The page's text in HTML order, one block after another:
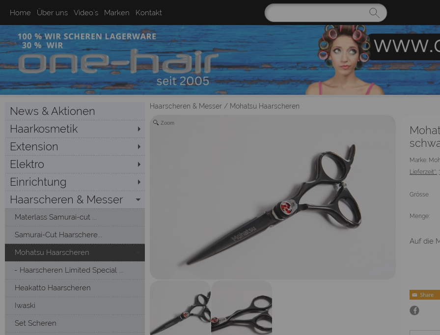
Home Über uns Video`s Marken Kontakt
News & Aktionen
Haarkosmetik
Extension
Elektro
Einrichtung
Haarscheren & Messer
Materlass Samurai-cut ...
Samurai-Cut Haarschere...
Mohatsu Haarscheren
Haarscheren Limited Special ...
Heakatto Haarscheren
Iwaski
Set Scheren
Haarscheren & Messer / Mohatsu Haarscheren
Zoom
Marke:
Lieferzeit*:
Grösse
Menge:
Auf die